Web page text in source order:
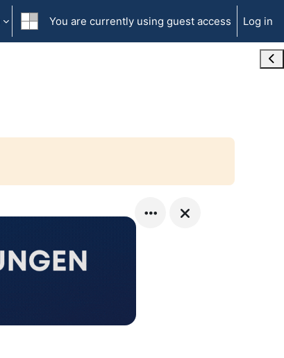
You are currently using guest access Log in